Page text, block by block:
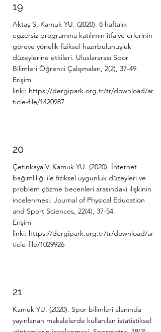
19
Aktaş S, Kamuk YU. (2020). 8 haftalık
egzersiz programına katılımın itfaiye erlerinin
göreve yönelik fiziksel hazırbulunuşluk
düzeylerine etkileri. Uluslararası Spor
Bilimleri Öğrenci Çalışmaları, 2(2), 37-49.
Erişim
linki: https://dergipark.org.tr/tr/download/ar
ticle-file/1420987
20
Çetinkaya V, Kamuk YU. (2020). İnternet
bağımlılığı ile fiziksel uygunluk düzeyleri ve
problem çözme becerileri arasındaki ilişkinin
incelenmesi. Journal of Physical Education
and Sport Sciences, 22(4), 37-54.
Erişim
linki: https://dergipark.org.tr/tr/download/ar
ticle-file/1029926
21
Kamuk YU. (2020). Spor bilimleri alanında
yayınlanan makalelerde kullanılan istatistiksel